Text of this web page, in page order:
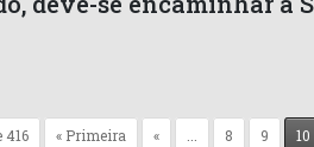
416 « Primeira « ... 8 9 10